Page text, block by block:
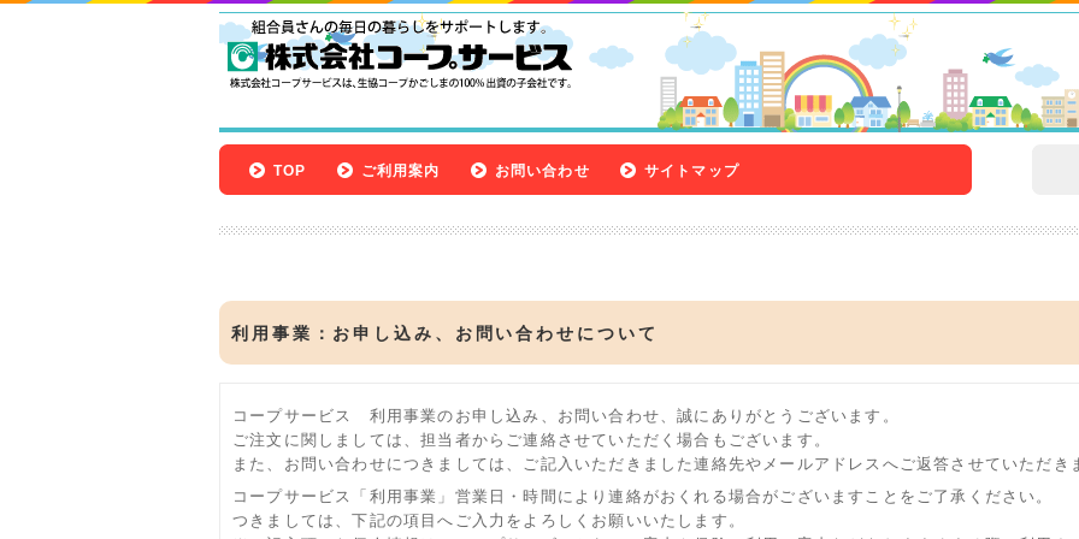
TOP ご利用案内 お問い合わせ サイトマップ
利用事業：お申し込み、お問い合わせについて
コープサービス 利用事業のお申し込み、お問い合わせ、誠にありがとうございます。
ご注文に関しましては、担当者からご連絡させていただく場合もございます。
また、お問い合わせにつきましては、ご記入いただきました連絡先やメールアドレスへご返答させていただき
コープサービス「利用事業」営業日・時間により連絡がおくれる場合がございますことをご了承ください。
つきましては、下記の項目へご入力をよろしくお願いいたします。